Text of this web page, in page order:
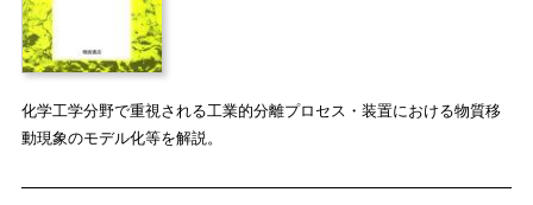
化学工学分野で重視される工業的分離プロセス・装置における物質移
動現象のモデル化等を解説。